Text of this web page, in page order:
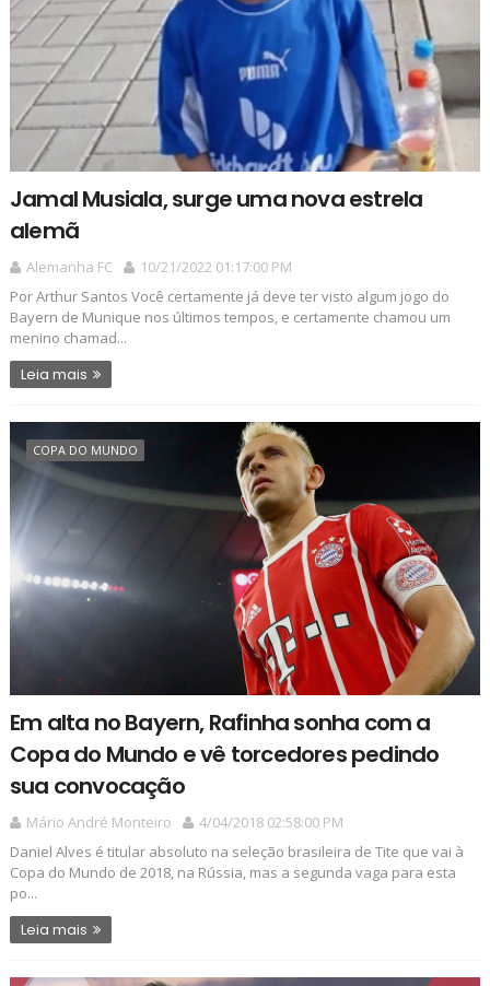
Jamal Musiala, surge uma nova estrela
alemã
Alemanha FC
10/21/2022 01:17:00 PM
Por Arthur Santos Você certamente já deve ter visto algum jogo do
Bayern de Munique nos últimos tempos, e certamente chamou um
menino chamad...
Leia mais
COPA DO MUNDO
Em alta no Bayern, Rafinha sonha com a
Copa do Mundo e vê torcedores pedindo
sua convocação
Mário André Monteiro
4/04/2018 02:58:00 PM
Daniel Alves é titular absoluto na seleção brasileira de Tite que vai à
Copa do Mundo de 2018, na Rússia, mas a segunda vaga para esta
po...
Leia mais